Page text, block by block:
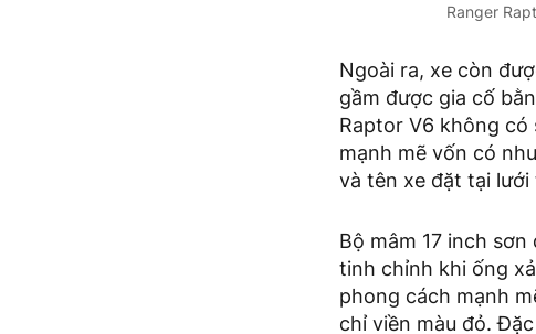
Ranger
Ngoài ra, xe còn
gầm được gia cố
Raptor V6 không có
mạnh mẽ vốn có
và tên xe đặt tại lưới
Bộ mâm 17 inch
tinh chỉnh khi ống
phong cách mạnh
chỉ viền màu đỏ.